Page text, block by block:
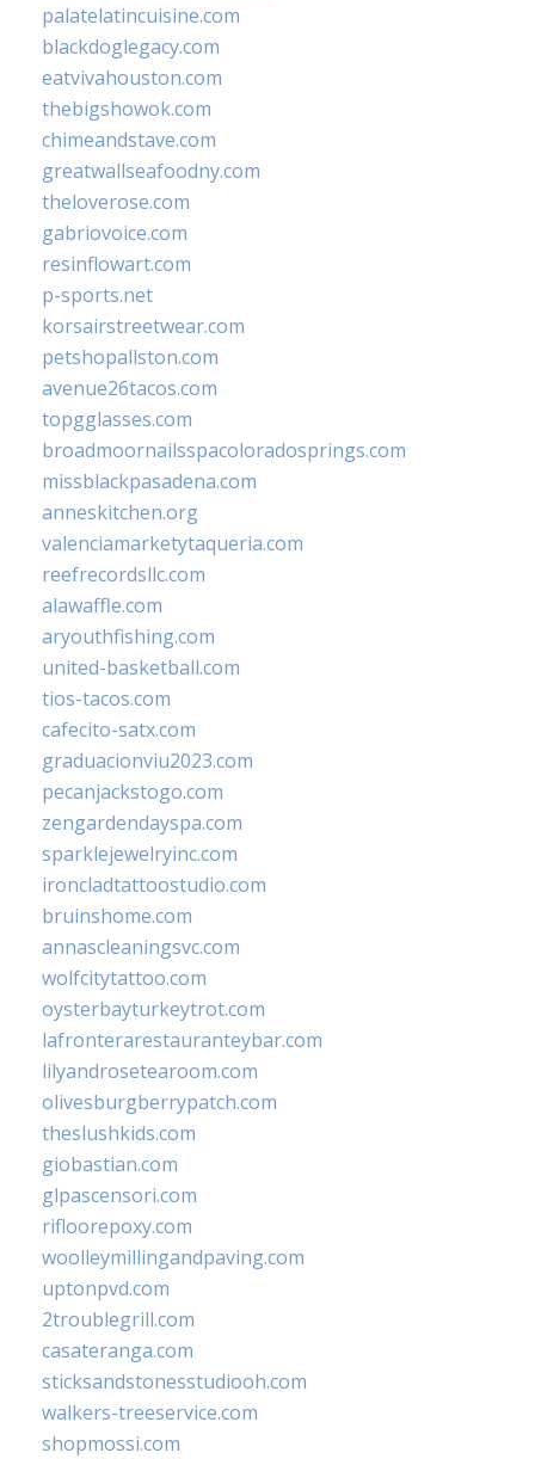
palatelatincuisine.com
blackdoglegacy.com
eatvivahouston.com
thebigshowok.com
chimeandstave.com
greatwallseafoodny.com
theloverose.com
gabriovoice.com
resinflowart.com
p-sports.net
korsairstreetwear.com
petshopallston.com
avenue26tacos.com
topgglasses.com
broadmoornailsspacoloradosprings.com
missblackpasadena.com
anneskitchen.org
valenciamarketytaqueria.com
reefrecordsllc.com
alawaffle.com
aryouthfishing.com
united-basketball.com
tios-tacos.com
cafecito-satx.com
graduacionviu2023.com
pecanjackstogo.com
zengardendayspa.com
sparklejewelryinc.com
ironcladtattoostudio.com
bruinshome.com
annascleaningsvc.com
wolfcitytattoo.com
oysterbayturkeytrot.com
lafronterarestauranteybar.com
lilyandrosetearoom.com
olivesburgberrypatch.com
theslushkids.com
giobastian.com
glpascensori.com
rifloorepoxy.com
woolleymillingandpaving.com
uptonpvd.com
2troublegrill.com
casateranga.com
sticksandstonesstudiooh.com
walkers-treeservice.com
shopmossi.com